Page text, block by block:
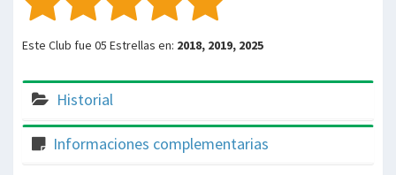
Este Club fue 05 Estrellas en: 2018, 2019, 2025
Historial
Informaciones complementarias